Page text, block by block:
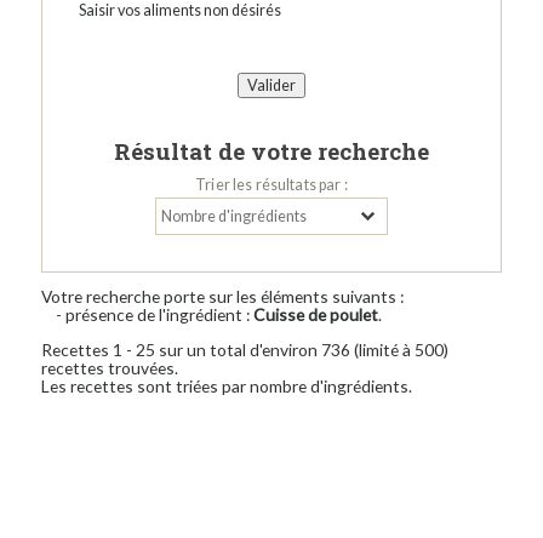
Saisir vos aliments non désirés
Résultat de votre recherche
Trier les résultats par :
Votre recherche porte sur les éléments suivants :
- présence de l'ingrédient :Cuisse de poulet.
Recettes 1 - 25 sur un total d'environ 736 (limité à 500)
recettes trouvées.
Les recettes sont triées par nombre d'ingrédients.